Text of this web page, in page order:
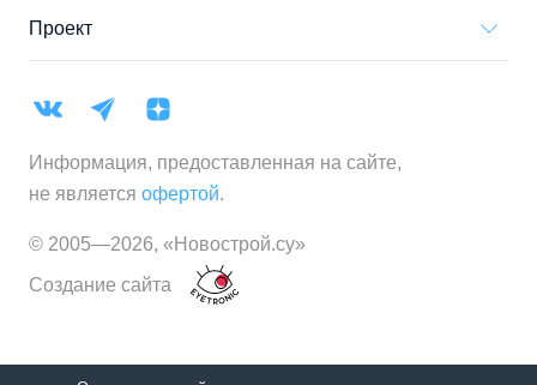
Проект
Информация, предоставленная на сайте,
не является офертой.
© 2005—2026, «Новострой.су»
Создание сайта